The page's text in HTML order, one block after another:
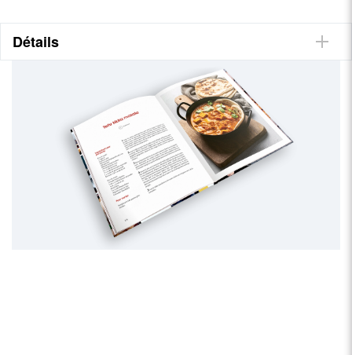
Quelques unes des recettes
Aubergines au tahini, Falafels au four, Dahl aux pois cassés,
Pain aux noix, Lasagnes de courgettes, Quinoa aux légumes
d'automne, Pide aux épinards, Chili sin carne, Risotto à la
betterave rouge, Smeurebreud danois, Tajine aux abricots,
Polenta aux champignons à la sauce rôtie, Tresse briochée
suisse, Nice cream à la banane, Granola, « Panna Cotta » à la
noix de coco, Brownie Overnight Oats, Mousse au chocolat et
bien plus encore !
Détails